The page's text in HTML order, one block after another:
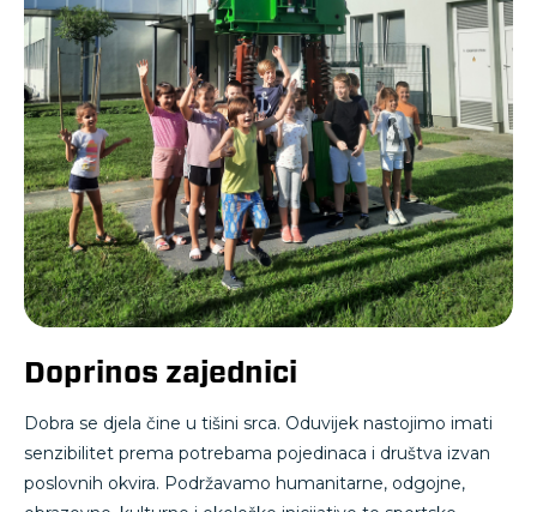
Doprinos zajednici
Dobra se djela čine u tišini srca. Oduvijek nastojimo imati
senzibilitet prema potrebama pojedinaca i društva izvan
poslovnih okvira. Podržavamo humanitarne, odgojne,